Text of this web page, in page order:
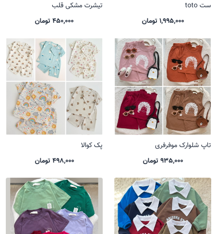
ست toto
1,995,000 تومان
تیشرت مشکی قلب
450,000 تومان
تاپ شلوارک موفرفری
935,000 تومان
پک کوالا
498,000 تومان